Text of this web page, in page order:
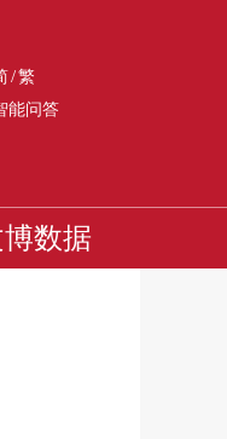
/繁
能问答
数据